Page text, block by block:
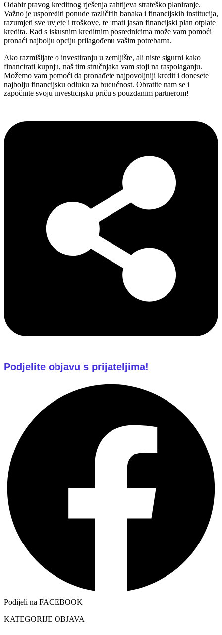
Odabir pravog kreditnog rješenja zahtijeva strateško planiranje.
Važno je usporediti ponude različitih banaka i financijskih institucija,
razumjeti sve uvjete i troškove, te imati jasan financijski plan otplate
kredita. Rad s iskusnim kreditnim posrednicima može vam pomoći
pronaći najbolju opciju prilagođenu vašim potrebama.
Ako razmišljate o investiranju u zemljište, ali niste sigurni kako
financirati kupnju, naš tim stručnjaka vam stoji na raspolaganju.
Možemo vam pomoći da pronađete najpovoljniji kredit i donesete
najbolju financijsku odluku za budućnost. Obratite nam se i
započnite svoju investicijsku priču s pouzdanim partnerom!
Podjelite objavu s prijateljima!
Podijeli na FACEBOOK
KATEGORIJE OBJAVA